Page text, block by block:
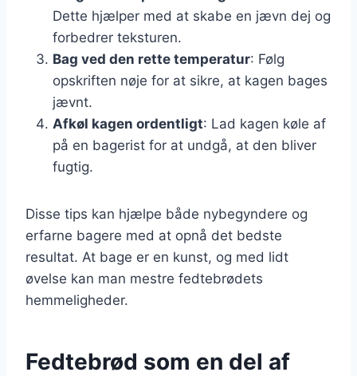
Dette hjælper med at skabe en jævn dej og
forbedrer teksturen.
Bag ved den rette temperatur: Følg
opskriften nøje for at sikre, at kagen bages
jævnt.
Afkøl kagen ordentligt: Lad kagen køle af
på en bagerist for at undgå, at den bliver
fugtig.
Disse tips kan hjælpe både nybegyndere og
erfarne bagere med at opnå det bedste
resultat. At bage er en kunst, og med lidt
øvelse kan man mestre fedtebrødets
hemmeligheder.
Fedtebrød som en del af